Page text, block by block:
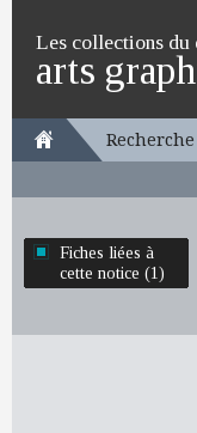
Les collections du
arts
Fiches liées à
cette notice (1)